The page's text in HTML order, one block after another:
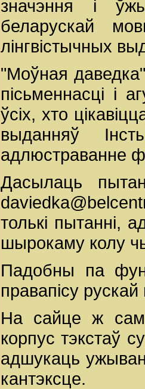
значэння і
беларускай
лінгвістычных
"Моўная
пісьменнасці і
ўсіх, хто
выданняў
адлюстраванне
Дасылаць
толькі пытанні,
шырокаму колу
Падобны па
правапісу
На сайце ж
корпус тэкстаў
адшукаць
кантэксце.